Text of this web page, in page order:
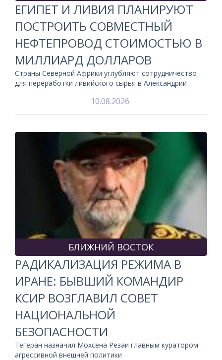
ЕГИПЕТ И ЛИВИЯ ПЛАНИРУЮТ
ПОСТРОИТЬ СОВМЕСТНЫЙ
НЕФТЕПРОВОД СТОИМОСТЬЮ В
МИЛЛИАРД ДОЛЛАРОВ
Страны Северной Африки углубляют сотрудничество
для переработки ливийского сырья в Александрии
10.08.2026
БЛИЖНИЙ ВОСТОК
РАДИКАЛИЗАЦИЯ РЕЖИМА В
ИРАНЕ: БЫВШИЙ КОМАНДИР
КСИР ВОЗГЛАВИЛ СОВЕТ
НАЦИОНАЛЬНОЙ
БЕЗОПАСНОСТИ
Тегеран назначил Мохсена Резаи главным куратором
агрессивной внешней политики